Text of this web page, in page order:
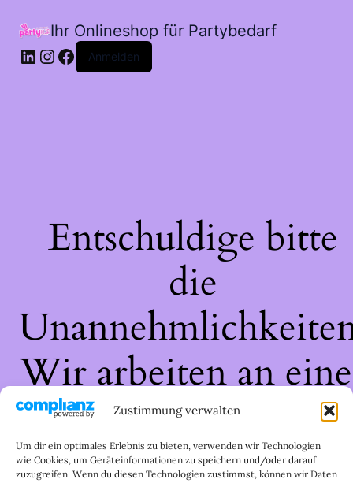
Zustimmung verwalten
Um dir ein optimales Erlebnis zu bieten, verwenden wir Technologien
wie Cookies, um Geräteinformationen zu speichern und/oder darauf
zuzugreifen. Wenn du diesen Technologien zustimmst, können wir Daten
Ihr Onlineshop für Partybedarf
LinkedIn
Instagram
Facebook
Anmelden
Entschuldige bitte
die
Wir arbeiten an
großartigen Sache
schau bald wieder